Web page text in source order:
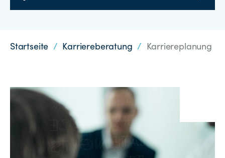
Startseite / Karriereberatung / Karriereplanung